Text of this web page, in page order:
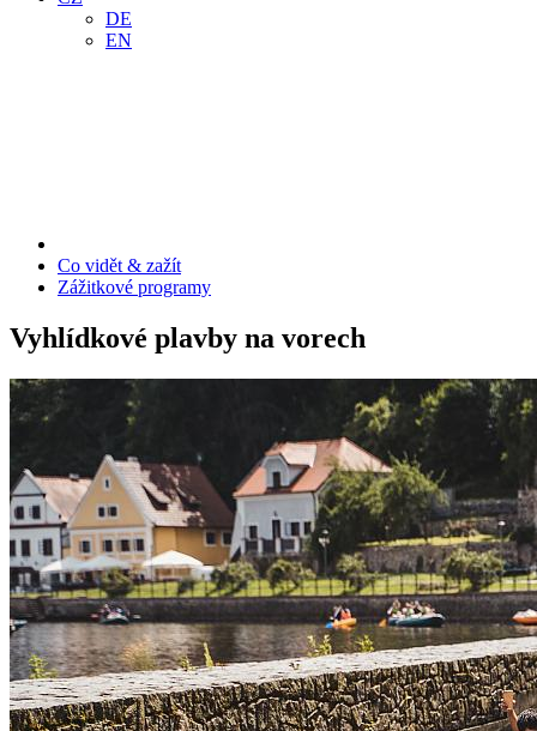
DE
EN
Co vidět & zažít
Zážitkové programy
Vyhlídkové plavby na vorech